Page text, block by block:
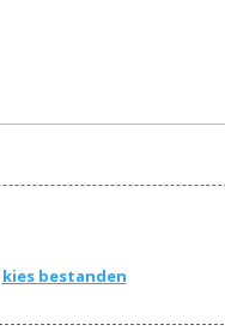
kies bestanden